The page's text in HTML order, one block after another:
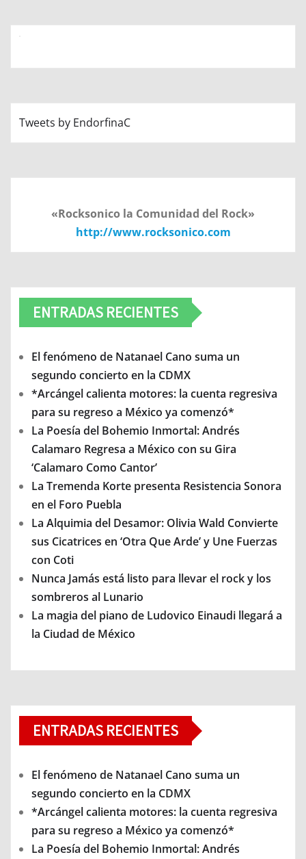
Tweets by EndorfinaC
«Rocksonico la Comunidad del Rock»
http://www.rocksonico.com
ENTRADAS RECIENTES
El fenómeno de Natanael Cano suma un
segundo concierto en la CDMX
*Arcángel calienta motores: la cuenta regresiva
para su regreso a México ya comenzó*
La Poesía del Bohemio Inmortal: Andrés
Calamaro Regresa a México con su Gira
‘Calamaro Como Cantor’
La Tremenda Korte presenta Resistencia Sonora
en el Foro Puebla
La Alquimia del Desamor: Olivia Wald Convierte
sus Cicatrices en ‘Otra Que Arde’ y Une Fuerzas
con Coti
Nunca Jamás está listo para llevar el rock y los
sombreros al Lunario
La magia del piano de Ludovico Einaudi llegará a
la Ciudad de México
ENTRADAS RECIENTES
El fenómeno de Natanael Cano suma un
segundo concierto en la CDMX
*Arcángel calienta motores: la cuenta regresiva
para su regreso a México ya comenzó*
La Poesía del Bohemio Inmortal: Andrés